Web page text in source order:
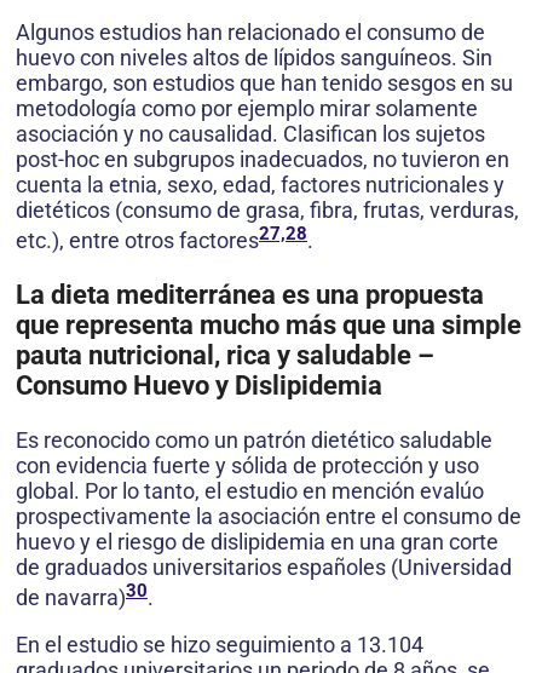
Algunos estudios han relacionado el consumo de
huevo con niveles altos de lípidos sanguíneos. Sin
embargo, son estudios que han tenido sesgos en su
metodología como por ejemplo mirar solamente
asociación y no causalidad. Clasifican los sujetos
post-hoc en subgrupos inadecuados, no tuvieron en
cuenta la etnia, sexo, edad, factores nutricionales y
dietéticos (consumo de grasa, fibra, frutas, verduras,
etc.), entre otros factores27,28.
La dieta mediterránea es una propuesta
que representa mucho más que una simple
pauta nutricional, rica y saludable –
Consumo Huevo y Dislipidemia
Es reconocido como un patrón dietético saludable
con evidencia fuerte y sólida de protección y uso
global. Por lo tanto, el estudio en mención evalúo
prospectivamente la asociación entre el consumo de
huevo y el riesgo de dislipidemia en una gran corte
de graduados universitarios españoles (Universidad
de navarra)30.
En el estudio se hizo seguimiento a 13.104